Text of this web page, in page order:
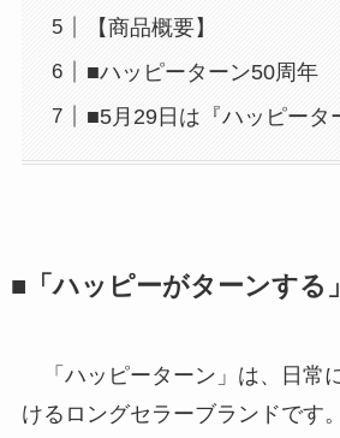
【商品概要】
■ハッピーターン50周年
■5月29日は『ハッピー
■「ハッピーがターンする
「ハッピーターン」は、日常
けるロングセラーブランドです